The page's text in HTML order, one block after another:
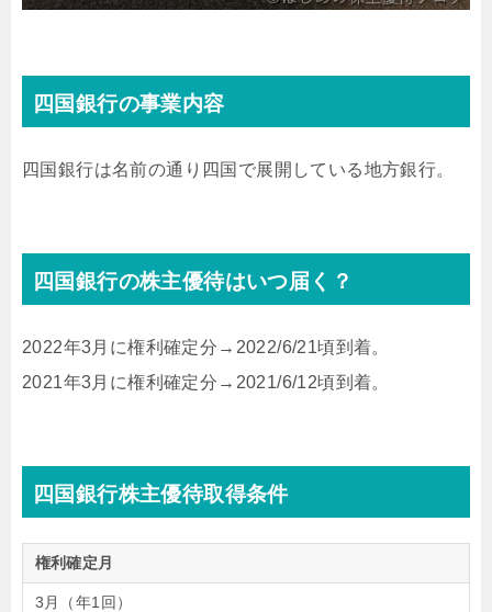
四国銀行の事業内容
四国銀行は名前の通り四国で展開している地方銀行。
四国銀行の株主優待はいつ届く？
2022年3月に権利確定分→2022/6/21頃到着。
2021年3月に権利確定分→2021/6/12頃到着。
四国銀行株主優待取得条件
権利確定月
3月（年1回）